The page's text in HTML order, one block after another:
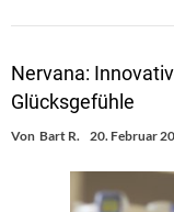
Nervana:
Glücksgefühle
Von Bart R. 20. Februar